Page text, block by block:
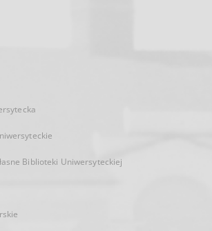
Biblioteki Uniwersyteckiej